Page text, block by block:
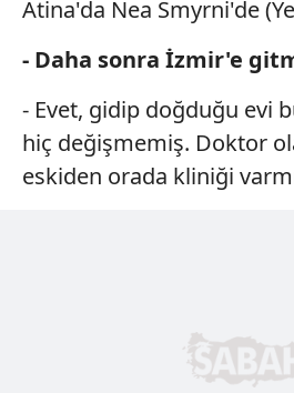
Atina'da Nea Smyrni'de
- Daha sonra İzmir'e
- Evet, gidip doğduğu evi
hiç değişmemiş. Doktor
eskiden orada kliniği